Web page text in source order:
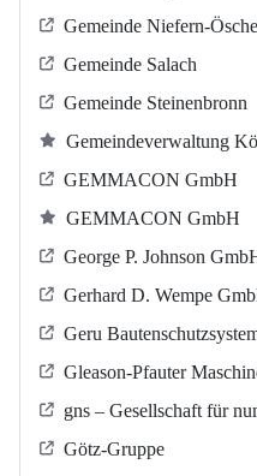
Gemeinde Niefern-
Gemeinde Salach
Gemeinde Steinenbronn
Gemeindeverwaltung
GEMMACON GmbH
GEMMACON GmbH
George P. Johnson
Gerhard D. Wempe
Geru
Gleason-Pfauter
gns – Gesellschaft für
Götz-Gruppe